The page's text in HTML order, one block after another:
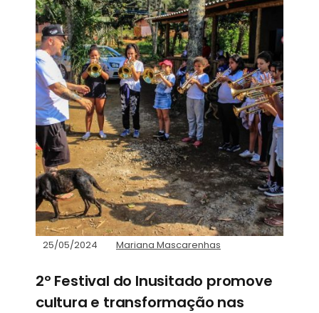
25/05/2024 Mariana Mascarenhas
2º Festival do Inusitado promove
cultura e transformação nas